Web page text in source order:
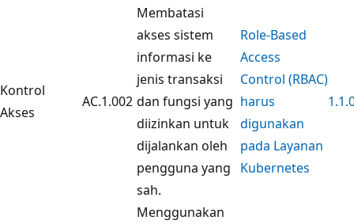
Kontrol
Akses
AC.1.002
Membatasi
akses sistem
informasi ke
jenis transaksi
dan fungsi yang
diizinkan untuk
dijalankan oleh
pengguna yang
sah.
Role-Based
Access
Control (RBAC)
harus
digunakan
pada Layanan
Kubernetes
Menggunakan